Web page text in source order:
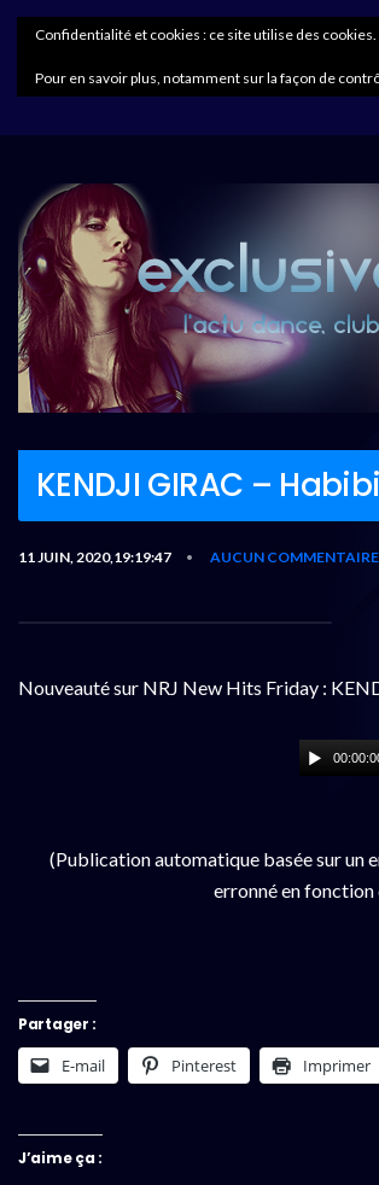
KENDJI GIRAC – Habibi
11 JUIN, 2020,19:19:47 • AUCUN COMMENTAIRE
Nouveauté sur NRJ New Hits Friday :
(Publication automatique basée sur un
erronné en fonction
Partager :
E-mail Pinterest Imprimer
J’aime ça :
Confidentialité et cookies : ce site utilise des
Pour en savoir plus, notamment sur la façon de